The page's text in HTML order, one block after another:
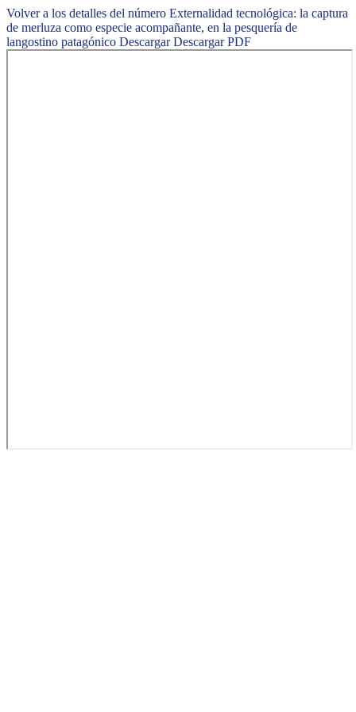
Volver a los detalles del número Externalidad tecnológica: la captura
de merluza como especie acompañante, en la pesquería de
langostino patagónico DescargarDescargar PDF